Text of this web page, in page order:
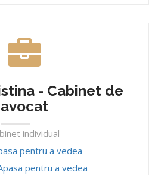
- Cabinet de
avocat
individual
pentru a vedea
pentru a vedea